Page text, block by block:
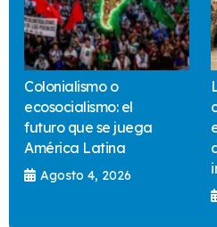
Colonialismo o
ecosocialismo: el
futuro que se juega
América Latina
Agosto 4, 2026